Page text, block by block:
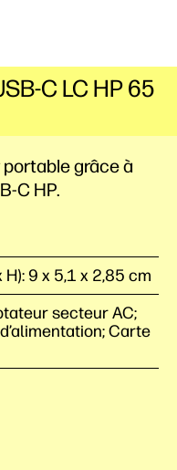
grâce à
C HP.
9 x 5,1 x 2,85 cm
secteur AC;
Carte
C LC HP 65